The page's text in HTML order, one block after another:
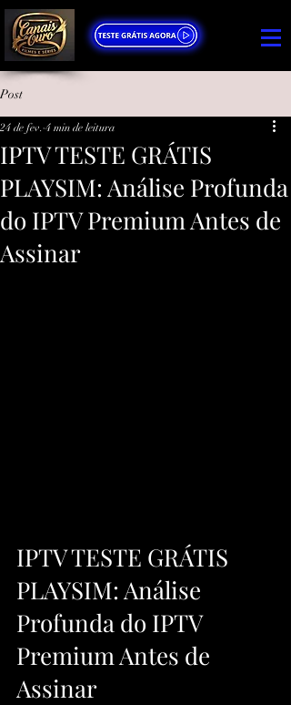
Post
IPTV TESTE GRÁTIS
PLAYSIM: Análise Profunda
do IPTV Premium Antes de
Assinar
24 de fev. 4 min de leitura
IPTV TESTE GRÁTIS
PLAYSIM: Análise
Profunda do IPTV
Premium Antes de
Assinar